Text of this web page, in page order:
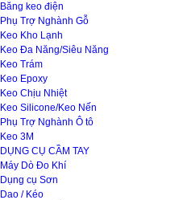
Băng keo điện
Phụ Trợ Nghành Gỗ
Keo Kho Lạnh
Keo Đa Năng/Siêu Năng
Keo Trám
Keo Epoxy
Keo Chịu Nhiệt
Keo Silicone/Keo Nến
Phụ Trợ Nghành Ô tô
Keo 3M
DỤNG CỤ CẦM TAY
Máy Dò Đo Khí
Dụng cụ Sơn
Dao / Kéo